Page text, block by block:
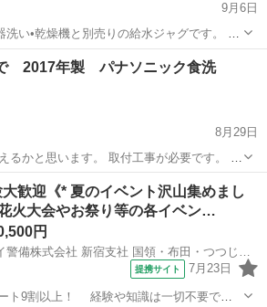
9月6日
い•乾燥機と別売りの給水ジャグです。 蛇
時価格】合計38,480円
、横：41cm、奥行き：38cm （大体で
キッチン家電
2017年製 パナソニック食洗
8月29日
かと思います。 取付工事が必要です。 動
である事をご了承くださいますよう お願い
ン家電 食洗機
歓迎《* 夏のイベント沢山集めまし
火大会やお祭り等の各イベン…
円
提携サイト 7月23日